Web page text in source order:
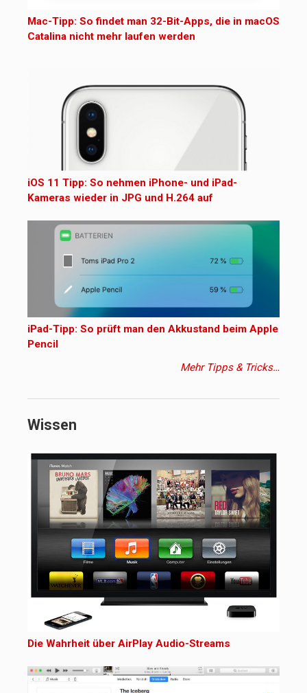
Mac-Tipp: So findet man 32-Bit-Apps, die in macOS
Catalina nicht mehr laufen werden
iOS 11 Tipp: So nehmen iPhone- und iPad-
Kameras wieder in JPG und H.264 auf
iPad-Tipp: So prüft man den Akkustand beim Apple
Pencil
Mehr Tipps & Tricks…
Wissen
Die Wahrheit über AirPlay Audio-Streams